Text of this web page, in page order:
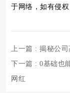
于网络，如有侵权
上一篇 : 揭秘公
下一篇 : 0基础也
网红